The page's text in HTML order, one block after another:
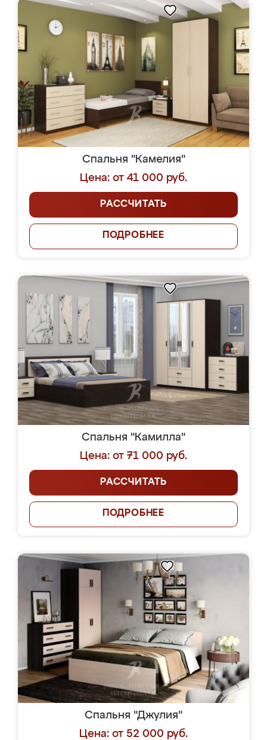
Спальня "Камелия"
Цена: от 41 000 руб.
РАССЧИТАТЬ
ПОДРОБНЕЕ
Спальня "Камилла"
Цена: от 71 000 руб.
РАССЧИТАТЬ
ПОДРОБНЕЕ
Спальня "Джулия"
Цена: от 52 000 руб.